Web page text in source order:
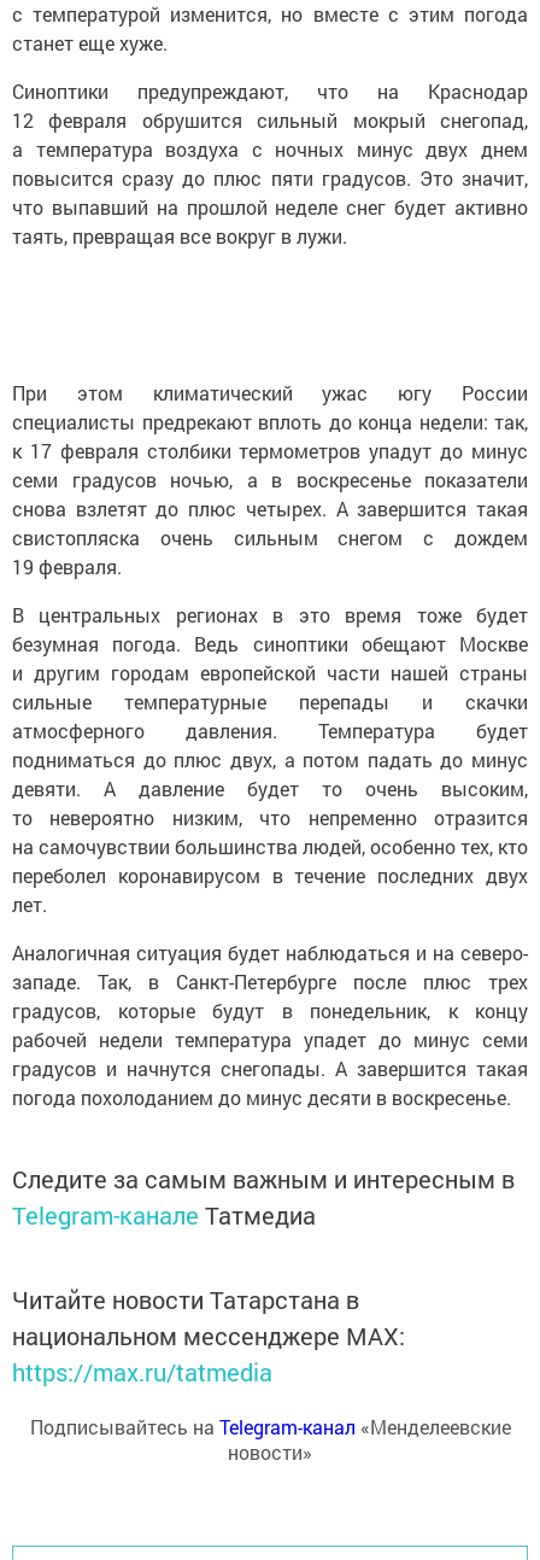
с температурой изменится, но вместе с этим погода
станет еще хуже.
Синоптики предупреждают, что на Краснодар
12 февраля обрушится сильный мокрый снегопад,
а температура воздуха с ночных минус двух днем
повысится сразу до плюс пяти градусов. Это значит,
что выпавший на прошлой неделе снег будет активно
таять, превращая все вокруг в лужи.
При этом климатический ужас югу России
специалисты предрекают вплоть до конца недели: так,
к 17 февраля столбики термометров упадут до минус
семи градусов ночью, а в воскресенье показатели
снова взлетят до плюс четырех. А завершится такая
свистопляска очень сильным снегом с дождем
19 февраля.
В центральных регионах в это время тоже будет
безумная погода. Ведь синоптики обещают Москве
и другим городам европейской части нашей страны
сильные температурные перепады и скачки
атмосферного давления. Температура будет
подниматься до плюс двух, а потом падать до минус
девяти. А давление будет то очень высоким,
то невероятно низким, что непременно отразится
на самочувствии большинства людей, особенно тех, кто
переболел коронавирусом в течение последних двух
лет.
Аналогичная ситуация будет наблюдаться и на северо-
западе. Так, в Санкт-Петербурге после плюс трех
градусов, которые будут в понедельник, к концу
рабочей недели температура упадет до минус семи
градусов и начнутся снегопады. А завершится такая
погода похолоданием до минус десяти в воскресенье.
Следите за самым важным и интересным в
Telegram-канале Татмедиа
Читайте новости Татарстана в
национальном мессенджере MАХ:
https://max.ru/tatmedia
Подписывайтесь на Telegram-канал «Менделеевские
новости»